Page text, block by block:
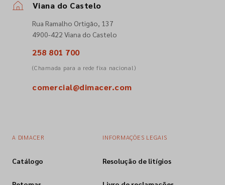
Viana do Castelo
Rua Ramalho Ortigão, 137
4900-422 Viana do Castelo
258 801 700
(Chamada para a rede fixa nacional)
comercial@dimacer.com
A DIMACER
Catálogo
INFORMAÇÕES LEGAIS
Resolução de litígios